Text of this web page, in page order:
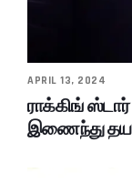
APRIL 13, 2024
ராக்கிங்
இணைந்து